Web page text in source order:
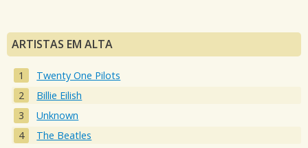
ARTISTAS EM ALTA
Twenty One Pilots
Billie Eilish
Unknown
The Beatles